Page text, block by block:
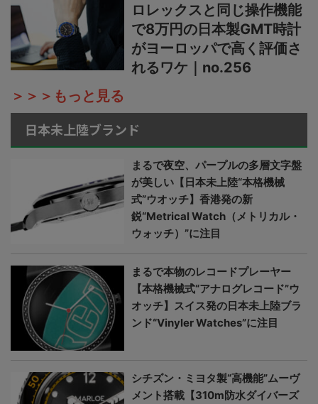
ロレックスと同じ操作機能
で8万円の日本製GMT時計
がヨーロッパで高く評価さ
れるワケ｜no.256
＞＞＞もっと見る
日本未上陸ブランド
まるで夜空、パープルの多層文字盤
が美しい【日本未上陸“本格機械
式”ウオッチ】香港発の新
鋭“Metrical Watch（メトリカル・
ウォッチ）”に注目
まるで本物のレコードプレーヤー
【本格機械式“アナログレコード”ウ
オッチ】スイス発の日本未上陸ブラ
ンド“Vinyler Watches”に注目
シチズン・ミヨタ製“高機能”ムーヴ
メント搭載【310m防水ダイバーズ